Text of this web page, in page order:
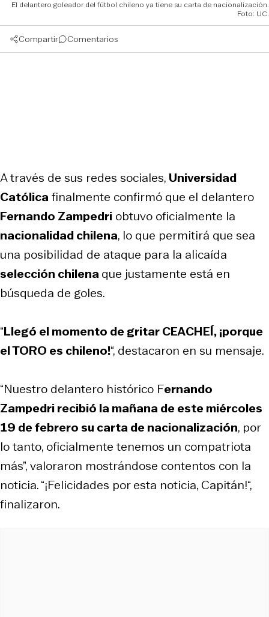
El delantero goleador del fútbol chileno ya tiene su carta de nacionalización.
Foto: UC.
Compartir Comentarios
A través de sus redes sociales, Universidad
Católicafinalmente confirmó que el delantero
Fernando Zampedri obtuvo oficialmente la
nacionalidad chilena, lo que permitirá que sea
una posibilidad de ataque para la alicaída
selección chilenaque justamente está en
búsqueda de goles.
“Llegó el momento de gritar CEACHEÍ, ¡porque
el TORO es chileno!“, destacaron en su mensaje.
“Nuestro delantero histórico Fernando
Zampedri recibió la mañana de este miércoles
19 de febrero su carta de nacionalización, por
lo tanto, oficialmente tenemos un compatriota
más”, valoraron mostrándose contentos con la
noticia. “¡Felicidades por esta noticia, Capitán!“,
finalizaron.